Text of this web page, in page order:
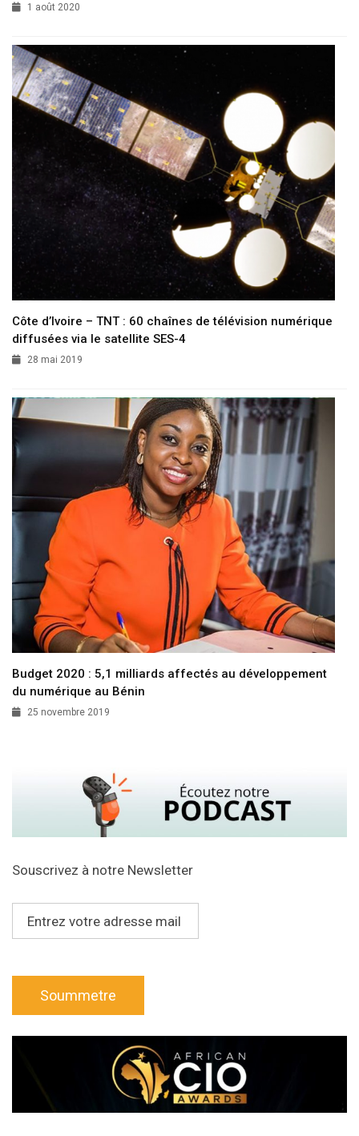
1 août 2020
Côte d’Ivoire – TNT : 60 chaînes de télévision numérique
diffusées via le satellite SES-4
28 mai 2019
Budget 2020 : 5,1 milliards affectés au développement
du numérique au Bénin
25 novembre 2019
Souscrivez à notre Newsletter